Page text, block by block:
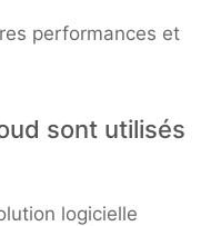
performances et
sont utilisés
logicielle